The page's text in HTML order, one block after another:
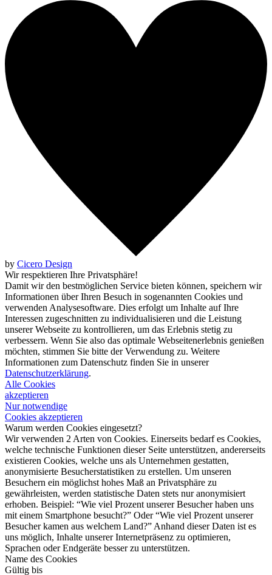
by Cicero Design
Wir respektieren Ihre Privatsphäre!
Damit wir den bestmöglichen Service bieten können, speichern wir
Informationen über Ihren Besuch in sogenannten Cookies und
verwenden Analysesoftware. Dies erfolgt um Inhalte auf Ihre
Interessen zugeschnitten zu individualisieren und die Leistung
unserer Webseite zu kontrollieren, um das Erlebnis stetig zu
verbessern. Wenn Sie also das optimale Webseitenerlebnis genießen
möchten, stimmen Sie bitte der Verwendung zu. Weitere
Informationen zum Datenschutz finden Sie in unserer
Datenschutzerklärung.
Alle Cookies
akzeptieren
Nur notwendige
Cookies akzeptieren
Warum werden Cookies eingesetzt?
Wir verwenden 2 Arten von Cookies. Einerseits bedarf es Cookies,
welche technische Funktionen dieser Seite unterstützen, andererseits
existieren Cookies, welche uns als Unternehmen gestatten,
anonymisierte Besucherstatistiken zu erstellen. Um unseren
Besuchern ein möglichst hohes Maß an Privatsphäre zu
gewährleisten, werden statistische Daten stets nur anonymisiert
erhoben. Beispiel: “Wie viel Prozent unserer Besucher haben uns
mit einem Smartphone besucht?” Oder “Wie viel Prozent unserer
Besucher kamen aus welchem Land?” Anhand dieser Daten ist es
uns möglich, Inhalte unserer Internetpräsenz zu optimieren,
Sprachen oder Endgeräte besser zu unterstützen.
Name des Cookies
Gültig bis